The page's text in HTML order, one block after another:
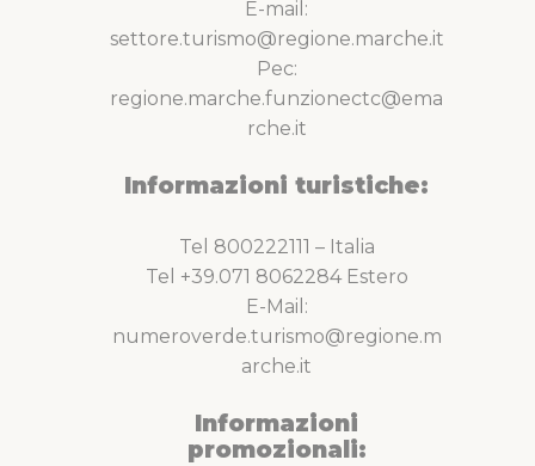
E-mail:
settore.turismo@regione.marche.it
Pec:
regione.marche.funzionectc@ema
rche.it
Informazioni turistiche:
Tel 800222111 – Italia
Tel +39.071 8062284 Estero
E-Mail:
numeroverde.turismo@regione.m
arche.it
Informazioni
promozionali: